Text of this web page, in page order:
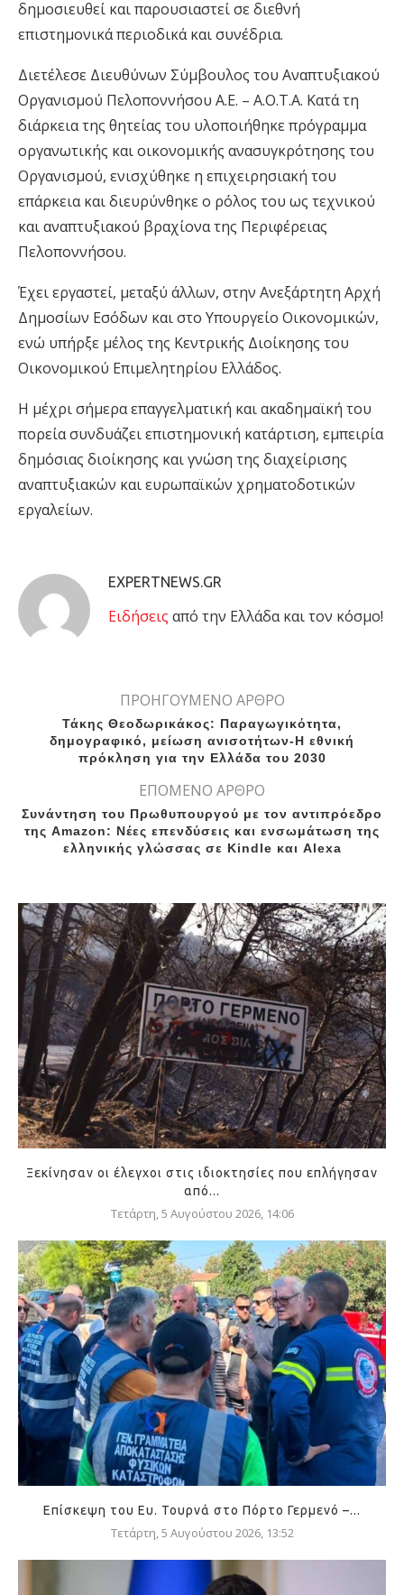
δημοσιευθεί και παρουσιαστεί σε διεθνή
επιστημονικά περιοδικά και συνέδρια.
Διετέλεσε Διευθύνων Σύμβουλος του Αναπτυξιακού
Οργανισμού Πελοποννήσου Α.Ε. – Α.Ο.Τ.Α. Κατά τη
διάρκεια της θητείας του υλοποιήθηκε πρόγραμμα
οργανωτικής και οικονομικής ανασυγκρότησης του
Οργανισμού, ενισχύθηκε η επιχειρησιακή του
επάρκεια και διευρύνθηκε ο ρόλος του ως τεχνικού
και αναπτυξιακού βραχίονα της Περιφέρειας
Πελοποννήσου.
Έχει εργαστεί, μεταξύ άλλων, στην Ανεξάρτητη Αρχή
Δημοσίων Εσόδων και στο Υπουργείο Οικονομικών,
ενώ υπήρξε μέλος της Κεντρικής Διοίκησης του
Οικονομικού Επιμελητηρίου Ελλάδος.
Η μέχρι σήμερα επαγγελματική και ακαδημαϊκή του
πορεία συνδυάζει επιστημονική κατάρτιση, εμπειρία
δημόσιας διοίκησης και γνώση της διαχείρισης
αναπτυξιακών και ευρωπαϊκών χρηματοδοτικών
εργαλείων.
EXPERTNEWS.GR
Eιδήσεις από την Ελλάδα και τον κόσμο!
ΠΡΟΗΓΟΥΜΕΝΟ ΑΡΘΡΟ
Τάκης Θεοδωρικάκος: Παραγωγικότητα,
δημογραφικό, μείωση ανισοτήτων-Η εθνική
πρόκληση για την Ελλάδα του 2030
ΕΠΟΜΕΝΟ ΑΡΘΡΟ
Συνάντηση του Πρωθυπουργού με τον αντιπρόεδρο
της Amazon: Νέες επενδύσεις και ενσωμάτωση της
ελληνικής γλώσσας σε Kindle και Alexa
Ξεκίνησαν οι έλεγχοι στις ιδιοκτησίες που επλήγησαν
από...
Τετάρτη, 5 Αυγούστου 2026, 14:06
Επίσκεψη του Ευ. Τουρνά στο Πόρτο Γερμενό –...
Τετάρτη, 5 Αυγούστου 2026, 13:52